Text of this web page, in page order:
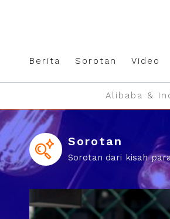
Berita Sorotan Video
Alibaba &
Sorotan
Sorotan dari kisah